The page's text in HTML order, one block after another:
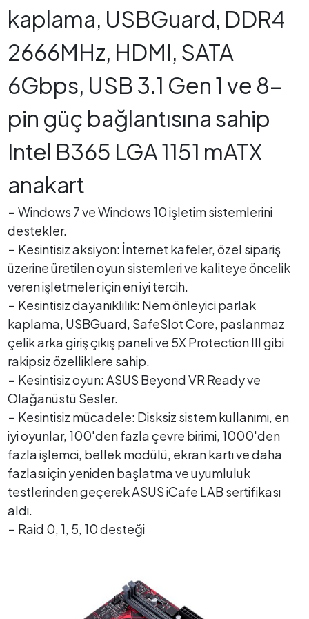
kaplama, USBGuard, DDR4
2666MHz, HDMI, SATA
6Gbps, USB 3.1 Gen 1 ve 8-
pin güç bağlantısına sahip
Intel B365 LGA 1151 mATX
anakart
- Windows 7 ve Windows 10 işletim sistemlerini
destekler.
- Kesintisiz aksiyon: İnternet kafeler, özel sipariş
üzerine üretilen oyun sistemleri ve kaliteye öncelik
veren işletmeler için en iyi tercih.
- Kesintisiz dayanıklılık: Nem önleyici parlak
kaplama, USBGuard, SafeSlot Core, paslanmaz
çelik arka giriş çıkış paneli ve 5X Protection III gibi
rakipsiz özelliklere sahip.
- Kesintisiz oyun: ASUS Beyond VR Ready ve
Olağanüstü Sesler.
- Kesintisiz mücadele: Disksiz sistem kullanımı, en
iyi oyunlar, 100'den fazla çevre birimi, 1000'den
fazla işlemci, bellek modülü, ekran kartı ve daha
fazlası için yeniden başlatma ve uyumluluk
testlerinden geçerek ASUS iCafe LAB sertifikası
aldı.
- Raid 0, 1, 5, 10 desteği